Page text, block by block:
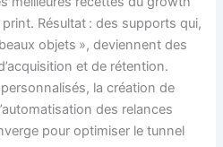
Résultat : des supports qui,
objets », deviennent des
et de rétention.
la création de
des relances
pour optimiser le tunnel